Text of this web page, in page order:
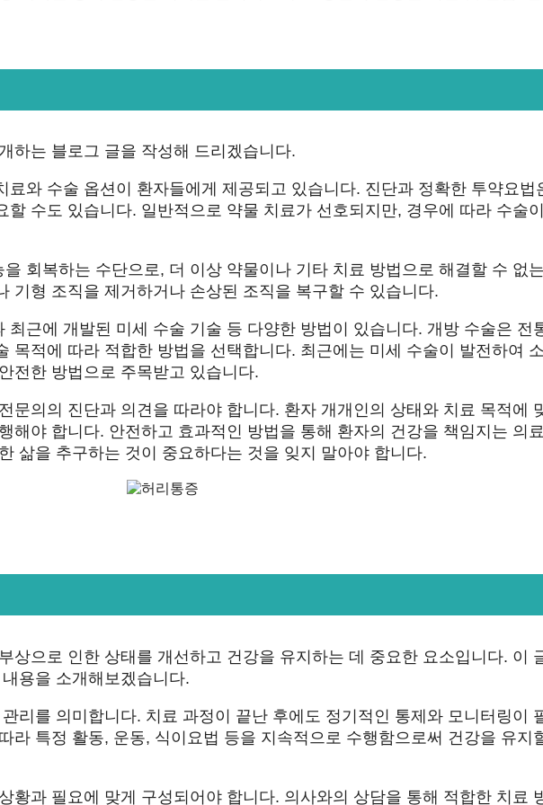
하는 블로그 글을 작성해 드리겠습니다.
료와 수술 옵션이 환자들에게 제공되고 있습니다. 진단과 정확한 투약요법
할 수도 있습니다. 일반적으로 약물 치료가 선호되지만, 경우에 따라 수술
회복하는 수단으로, 더 이상 약물이나 기타 치료 방법으로 해결할 수 없
기형 조직을 제거하거나 손상된 조직을 복구할 수 있습니다.
최근에 개발된 미세 수술 기술 등 다양한 방법이 있습니다. 개방 수술은 전
목적에 따라 적합한 방법을 선택합니다. 최근에는 미세 수술이 발전하여
전한 방법으로 주목받고 있습니다.
문의의 진단과 의견을 따라야 합니다. 환자 개개인의 상태와 치료 목적에
해야 합니다. 안전하고 효과적인 방법을 통해 환자의 건강을 책임지는 의
삶을 추구하는 것이 중요하다는 것을 잊지 말아야 합니다.
상으로 인한 상태를 개선하고 건강을 유지하는 데 중요한 요소입니다. 이
용을 소개해보겠습니다.
리를 의미합니다. 치료 과정이 끝난 후에도 정기적인 통제와 모니터링이
라 특정 활동, 운동, 식이요법 등을 지속적으로 수행함으로써 건강을 유지
황과 필요에 맞게 구성되어야 합니다. 의사와의 상담을 통해 적합한 치료